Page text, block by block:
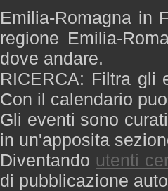
Emilia-Romagna in
regione Emilia-
dove andare.
RICERCA: Filtra gli
Con il calendario
Gli eventi sono
in un'apposita
Diventando utenti
di pubblicazione